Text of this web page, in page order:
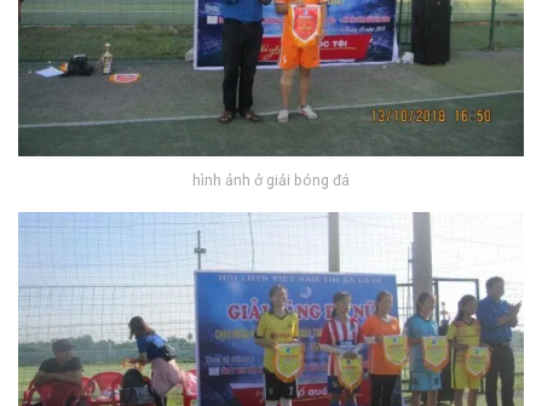
hình ảnh ở giải bóng đá